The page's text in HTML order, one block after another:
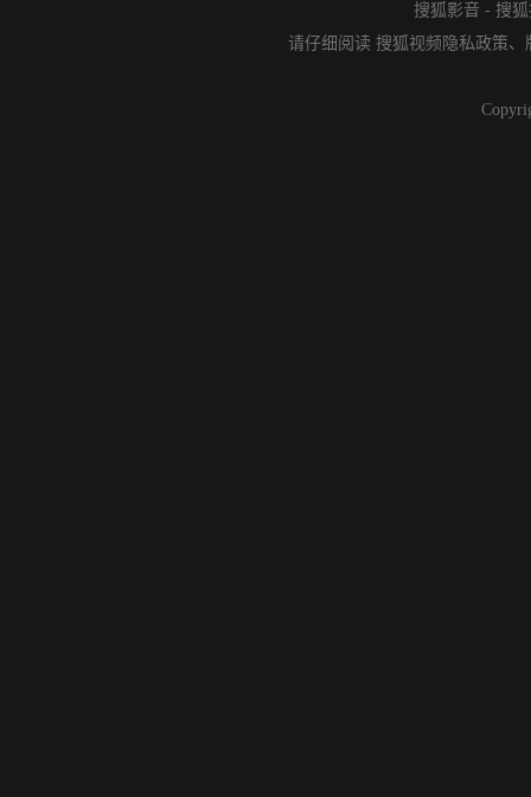
搜狐影音 - 搜
请仔细阅读 搜狐视频隐私政策、